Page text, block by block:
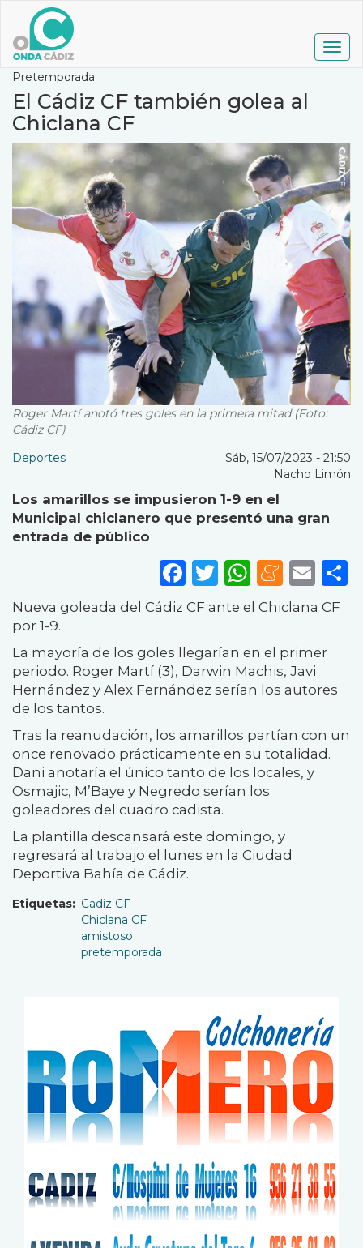
contenido
principal
Pretemporada
El Cádiz CF también golea al
Chiclana CF
Roger Martí anotó tres goles en la primera mitad (Foto:
Cádiz CF)
Deportes
Sáb, 15/07/2023 - 21:50
Nacho Limón
Los amarillos se impusieron 1-9 en el
Municipal chiclanero que presentó una gran
entrada de público
Facebook
Twitter
Nueva goleada del Cádiz CF ante el Chiclana CF
por 1-9.
La mayoría de los goles llegarían en el primer
periodo. Roger Martí (3), Darwin Machis, Javi
Hernández y Alex Fernández serían los autores
de los tantos.
Tras la reanudación, los amarillos partían con un
once renovado prácticamente en su totalidad.
Dani anotaría el único tanto de los locales, y
Osmajic, M’Baye y Negredo serían los
goleadores del cuadro cadista.
La plantilla descansará este domingo, y
regresará al trabajo el lunes en la Ciudad
Deportiva Bahía de Cádiz.
Etiquetas
Cadiz CF
Chiclana CF
amistoso
pretemporada